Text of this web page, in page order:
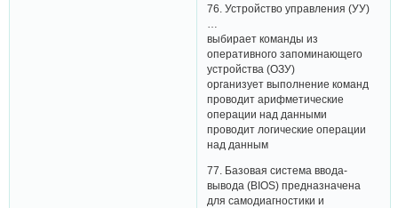
76. Устройство управления (УУ)
выбирает команды из
оперативного запоминающего
устройства (ОЗУ)
организует выполнение команд
проводит арифметические
операции над данными
проводит логические операции
над данным
77. Базовая система ввода-
вывода (BIOS) предназначена
для самодиагностики и